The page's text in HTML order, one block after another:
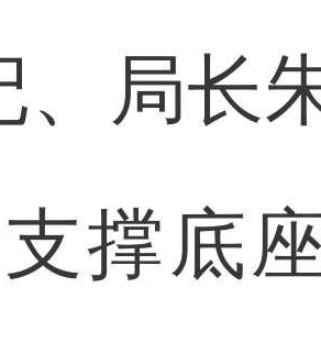
、局长
撑底